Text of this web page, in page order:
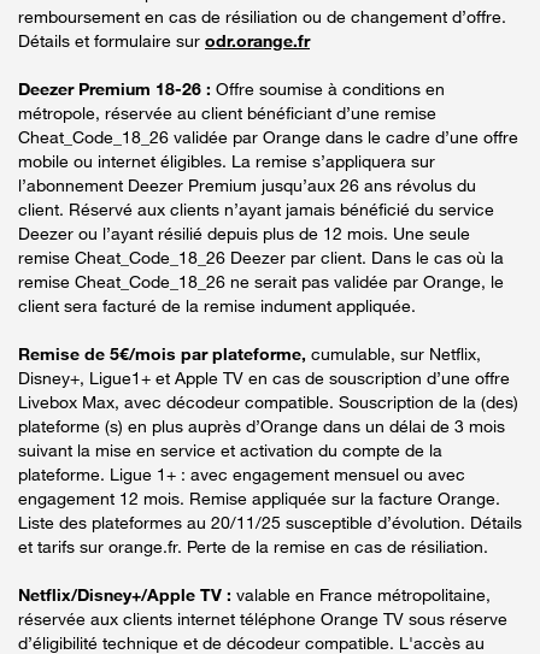
remboursement en cas de résiliation ou de changement d’offre.
Détails et formulaire sur odr.orange.fr
Deezer Premium 18-26 : Offre soumise à conditions en
métropole, réservée au client bénéficiant d’une remise
Cheat_Code_18_26 validée par Orange dans le cadre d’une offre
mobile ou internet éligibles. La remise s’appliquera sur
l’abonnement Deezer Premium jusqu’aux 26 ans révolus du
client. Réservé aux clients n’ayant jamais bénéficié du service
Deezer ou l’ayant résilié depuis plus de 12 mois. Une seule
remise Cheat_Code_18_26 Deezer par client. Dans le cas où la
remise Cheat_Code_18_26 ne serait pas validée par Orange, le
client sera facturé de la remise indument appliquée.
Remise de 5€/mois par plateforme, cumulable, sur Netflix,
Disney+, Ligue1+ et Apple TV en cas de souscription d’une offre
Livebox Max, avec décodeur compatible. Souscription de la (des)
plateforme (s) en plus auprès d’Orange dans un délai de 3 mois
suivant la mise en service et activation du compte de la
plateforme. Ligue 1+ : avec engagement mensuel ou avec
engagement 12 mois. Remise appliquée sur la facture Orange.
Liste des plateformes au 20/11/25 susceptible d’évolution. Détails
et tarifs sur orange.fr. Perte de la remise en cas de résiliation.
Netflix/Disney+/Apple TV : valable en France métropolitaine,
réservée aux clients internet téléphone Orange TV sous réserve
d’éligibilité technique et de décodeur compatible. L'accès au